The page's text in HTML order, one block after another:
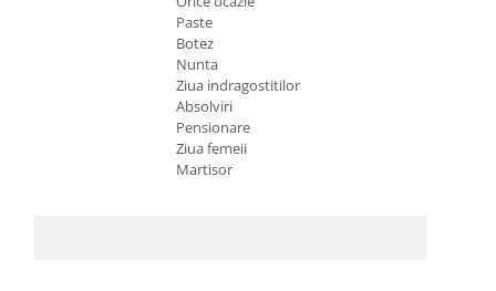
Paste
Botez
Nunta
Ziua indragostitilor
Absolviri
Pensionare
Ziua femeii
Martisor